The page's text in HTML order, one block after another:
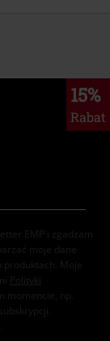
15%
Rabat
EMP i zgadzam
moje dane
produktach. Moje
Polityki
momencie, np.